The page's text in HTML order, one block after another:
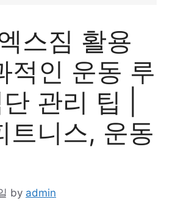
스짐 활용
적인 운동 루
관리 팁 |
트니스, 운동
by admin